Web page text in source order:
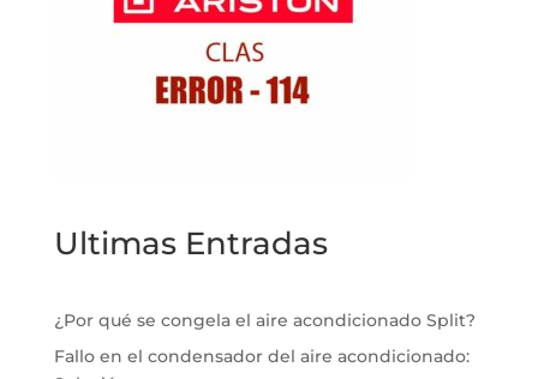
Ultimas Entradas
¿Por qué se congela el aire acondicionado Split?
Fallo en el condensador del aire acondicionado: